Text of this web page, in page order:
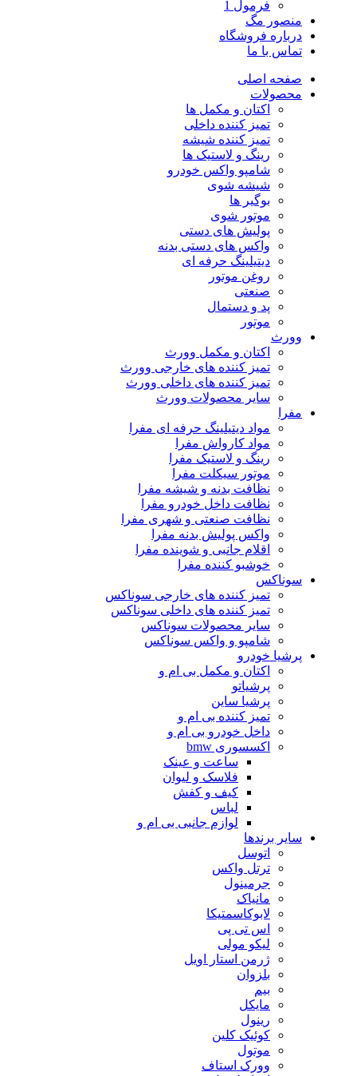
فرمول 1
منصور مگ
درباره فروشگاه
تماس با ما
صفحه اصلی
محصولات
اکتان و مکمل ها
تمیز کننده داخلی
تمیز کننده شیشه
رینگ و لاستیک ها
شامپو واکس خودرو
شیشه شوی
بوگیر ها
موتور شوی
پولیش های دستی
واکس های دستی بدنه
دیتیلینگ حرفه ای
روغن موتور
صنعتی
پد و دستمال
موتور
وورث
اکتان و مکمل وورث
تمیز کننده های خارجی وورث
تمیز کننده های داخلی وورث
سایر محصولات وورث
مفرا
مواد دیتیلینگ حرفه ای مفرا
مواد کارواش مفرا
رینگ و لاستیک مفرا
موتور سیکلت مفرا
نظافت بدنه و شیشه مفرا
نظافت داخل خودرو مفرا
نظافت صنعتی و شهری مفرا
واکس پولیش بدنه مفرا
اقلام جانبی و شوینده مفرا
خوشبو کننده مفرا
سوناکس
تمیز کننده های خارجی سوناکس
تمیز کننده های داخلی سوناکس
سایر محصولات سوناکس
شامپو و واکس سوناکس
پرشیا خودرو
اکتان و مکمل بی ام و
پرشیاتو
پرشیا ساین
تمیز کننده بی ام و
داخل خودرو بی ام و
اکسسوری bmw
ساعت و عینک
فلاسک و لیوان
کیف و کفش
لباس
لوازم جانبی بی ام و
سایر برندها
اتوسل
ترتل واکس
جرمینول
مانیاک
لابوکاسمتیکا
اس تی پی
لیکو مولی
ژرمن استار اویل
بلزوان
بیم
مایکل
رینول
کوئیک کلین
موتول
وورک استاف